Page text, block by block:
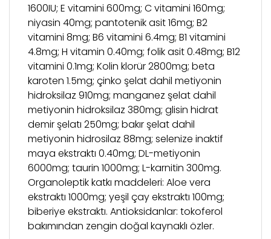
1600IU; E vitamini 600mg; C vitamini 160mg;
niyasin 40mg; pantotenik asit 16mg; B2
vitamini 8mg; B6 vitamini 6.4mg; B1 vitamini
4.8mg; H vitamin 0.40mg; folik asit 0.48mg; B12
vitamini 0.1mg; Kolin klorür 2800mg; beta
karoten 1.5mg; çinko şelat dahil metiyonin
hidroksilaz 910mg; manganez şelat dahil
metiyonin hidroksilaz 380mg; glisin hidrat
demir şelatı 250mg; bakır şelat dahil
metiyonin hidrosilaz 88mg; selenize inaktif
maya ekstraktı 0.40mg; DL-metiyonin
6000mg; taurin 1000mg; L-karnitin 300mg.
Organoleptik katkı maddeleri: Aloe vera
ekstraktı 1000mg; yeşil çay ekstraktı 100mg;
biberiye ekstraktı. Antioksidanlar: tokoferol
bakımından zengin doğal kaynaklı özler.